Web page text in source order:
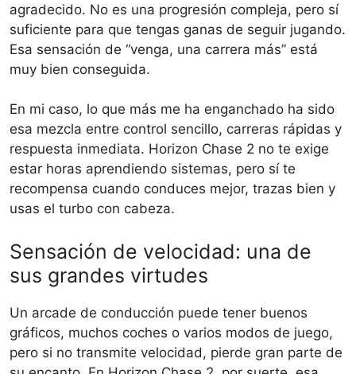
agradecido. No es una progresión compleja, pero sí
suficiente para que tengas ganas de seguir jugando.
Esa sensación de “venga, una carrera más” está
muy bien conseguida.
En mi caso, lo que más me ha enganchado ha sido
esa mezcla entre control sencillo, carreras rápidas y
respuesta inmediata. Horizon Chase 2 no te exige
estar horas aprendiendo sistemas, pero sí te
recompensa cuando conduces mejor, trazas bien y
usas el turbo con cabeza.
Sensación de velocidad: una de
sus grandes virtudes
Un arcade de conducción puede tener buenos
gráficos, muchos coches o varios modos de juego,
pero si no transmite velocidad, pierde gran parte de